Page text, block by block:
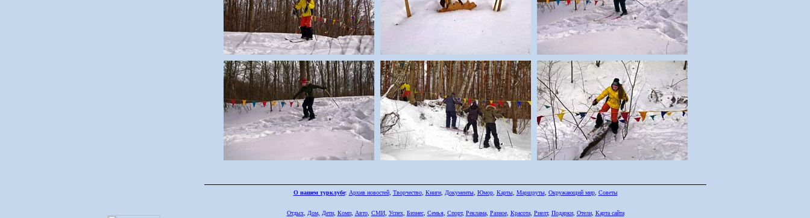
О нашем турклубе: Архив новостей, Творчество, Книги, Документы, Юмор, Карты, Маршруты, Окружающий мир, Советы
Отдых, Дом, Дети, Комп, Авто, СМИ, Успех, Бизнес, Семья, Спорт, Реклама, Разное, Красота, Риелт, Подарки, Отели, Карта сайта